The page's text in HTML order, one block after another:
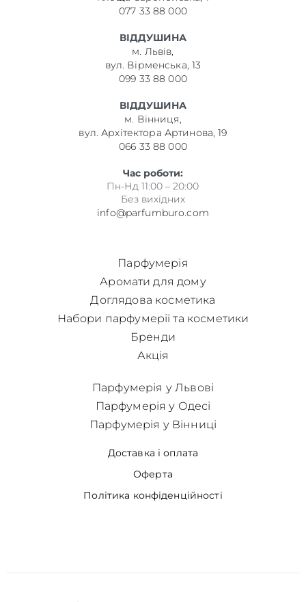
077 33 88 000
ВІДДУШИНА
м. Львів,
вул. Вірменська, 13
099 33 88 000
ВІДДУШИНА
м. Вінниця,
вул. Архітектора Артинова, 19
066 33 88 000
Час роботи:
Пн-Нд 11:00 – 20:00
Без вихідних
info@parfumburo.com
Парфумерія
Аромати для дому
Доглядова косметика
Набори парфумерії та косметики
Бренди
Акція
Доставка і оплата
Оферта
Політика конфіденційності
Парфумерія у Львові
Парфумерія у Одесі
Парфумерія у Вінниці